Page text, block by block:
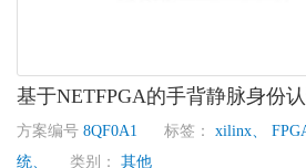
基于NETFPGA的手背静脉身份
方案编号 8QF0A1 标签： xilinx、
统、
类别： 其他